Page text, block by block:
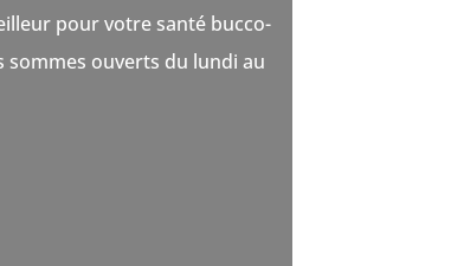
pour votre santé bucco-
sommes ouverts du lundi au